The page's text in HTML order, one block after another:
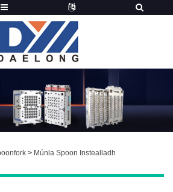
> Múnla Spoon Instealladh